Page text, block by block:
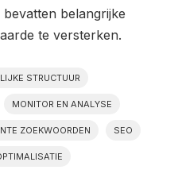
belangrijke
te versterken.
STRUCTUUR
MONITOR EN ANALYSE
ZOEKWOORDEN SEO